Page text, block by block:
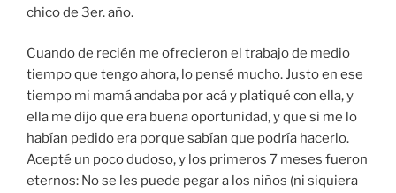
chico de 3er. año.
Cuando de recién me ofrecieron el trabajo de medio
tiempo que tengo ahora, lo pensé mucho. Justo en ese
tiempo mi mamá andaba por acá y platiqué con ella, y
ella me dijo que era buena oportunidad, y que si me lo
habían pedido era porque sabían que podría hacerlo.
Acepté un poco dudoso, y los primeros 7 meses fueron
eternos: No se les puede pegar a los niños (ni siquiera